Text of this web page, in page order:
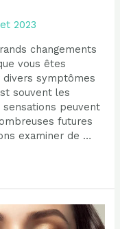
2023
changements
vous êtes
symptômes
souvent les
peuvent
futures
examiner de …